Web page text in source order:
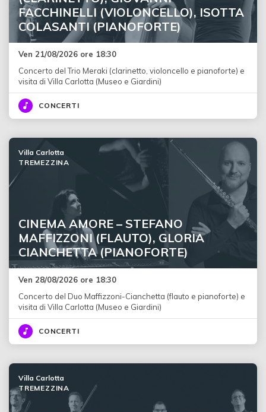
FACCHINELLI (VIOLONCELLO), ISOTTA
COLASANTI (PIANOFORTE)
Ven 21/08/2026 ore 18:30
Concerto del Trio Meraki (clarinetto, violoncello e pianoforte) e
visita di Villa Carlotta (Museo e Giardini)
CONCERTI
CINEMA AMORE – STEFANO
MAFFIZZONI (FLAUTO), GLORIA
CIANCHETTA (PIANOFORTE)
Villa Carlotta
TREMEZZINA
Ven 28/08/2026 ore 18:30
Concerto del Duo Maffizzoni-Cianchetta (flauto e pianoforte) e
visita di Villa Carlotta (Museo e Giardini)
CONCERTI
Villa Carlotta
TREMEZZINA